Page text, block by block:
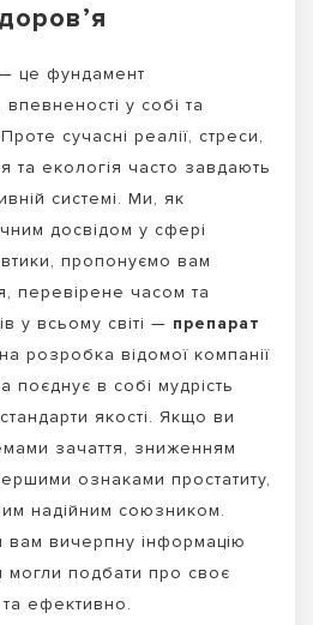
це фундамент
у собі та
сучасні реалії, стреси,
та екологія часто завдають
системі. Ми, як
досвідом у сфері
пропонуємо вам
перевірене часом та
у всьому світі — препарат
розробка відомої компанії
поєднує в собі мудрість
якості. Якщо ви
зачаття, зниженням
ознаками простатиту,
надійним союзником.
вичерпну інформацію
подбати про своє
ефективно.